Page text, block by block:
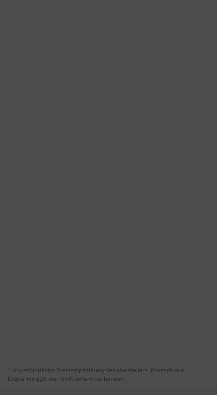
* Unverbindliche Preisempfehlung des Herstellers. Prozentuale
Ersparnis ggü. der UVP, sofern vorhanden